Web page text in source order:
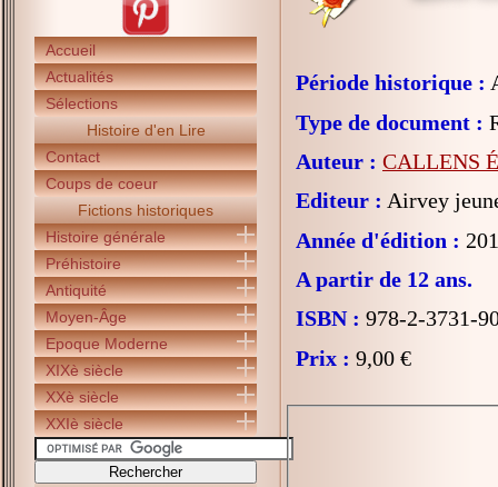
Accueil
Actualités
Sélections
Histoire d'en Lire
Contact
Coups de coeur
Fictions historiques
Histoire générale
Préhistoire
Antiquité
Moyen-Âge
Epoque Moderne
XIXè siècle
XXè siècle
XXIè siècle
Période historique :
Type de document :
Auteur : CALLENS
Editeur : Airvey
Année d'édition :
A partir de 12 ans.
ISBN : 978-2-3731-
Prix : 9,00 €